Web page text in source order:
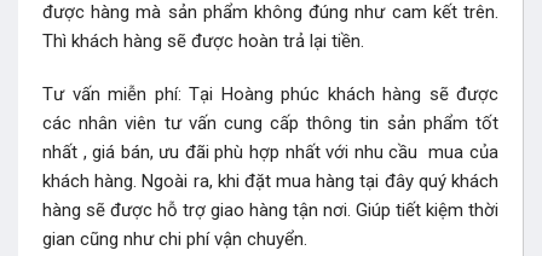
được hàng mà sản phẩm không đúng như cam kết trên.
Thì khách hàng sẽ được hoàn trả lại tiền.
Tư vấn miễn phí: Tại Hoàng phúc khách hàng sẽ được
các nhân viên tư vấn cung cấp thông tin sản phẩm tốt
nhất , giá bán, ưu đãi phù hợp nhất với nhu cầu mua của
khách hàng. Ngoài ra, khi đặt mua hàng tại đây quý khách
hàng sẽ được hỗ trợ giao hàng tận nơi. Giúp tiết kiệm thời
gian cũng như chi phí vận chuyển.